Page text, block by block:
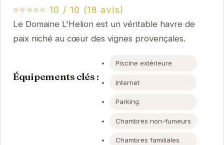
⭐⭐⭐⭐⭐ 10 / 10 (18 avis)
Le Domaine L'Helion est un véritable havre de
paix niché au cœur des vignes provençales.
Équipements clés :
Piscine extérieure
Internet
Parking
Chambres non-fumeurs
Chambres familiales